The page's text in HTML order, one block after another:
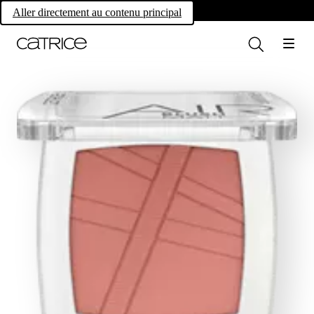
Aller directement au contenu principal
Own your magic.